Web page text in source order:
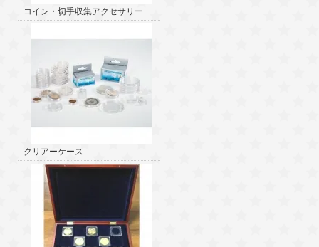
コイン・切手収集アクセサリー
クリアーケース